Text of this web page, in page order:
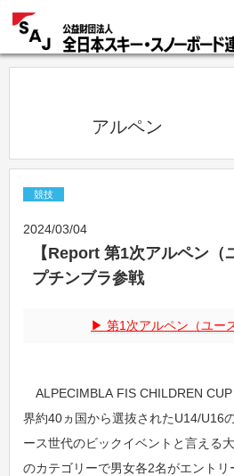
            アルペン
競技
2024/03/04
【Report 第1次アルペン（
プチンブラ参戦
第1次アルペン（ユー
ALPECIMBLA FIS CHILDREN
界約40ヵ国から選抜されたU14/U16
ース世代のビックイベントと言える
のカテゴリーで男女各2名がエントリ